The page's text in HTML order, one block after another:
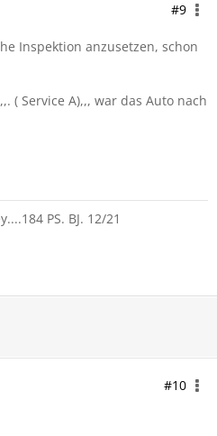
#9
Inspektion anzusetzen, schon
( Service A),,, war das Auto nach
PS. BJ. 12/21
#10